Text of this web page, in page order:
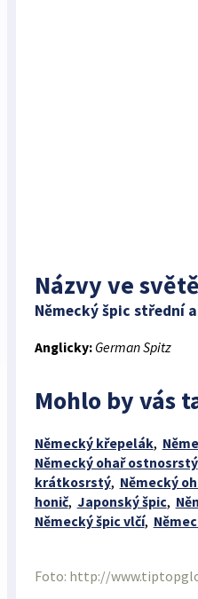
Názvy ve světě
Německý špic střední
Anglicky: German Spitz
Mohlo by vás
Německý křepelák,
Německý ohař ostnosrstý
krátkosrstý, Německý
honič, Japonský špic,
Německý špic vlčí,
Foto: http://